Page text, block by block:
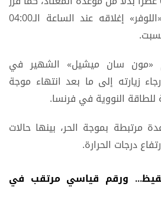
القائمون على متحف «اللوفر» إغلاقه عند الساعة الـ04:00
«مون سان ميشيل» الشهير في
زيارته إلى ما بعد انتهاء موجة
النووية في فرنسا.
مرتبطة بموجة الحر، بينها حالات
درجات الحرارة.
ورقم قياسي مرتقب في